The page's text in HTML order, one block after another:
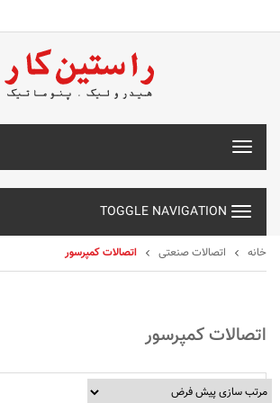
l
e
n
a
a
i
TOGGLE NAVIGATION
خانه اتصالات صنعتی اتصالات کمپرسور
اتصالات کمپرسور